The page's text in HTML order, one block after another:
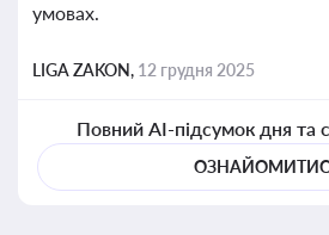
умовах.
LIGA ZAKON, 12 грудня 2025
Повний AI-підсумок дня та